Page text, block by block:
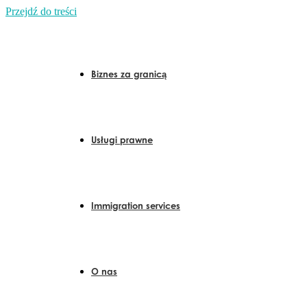
Przejdź do treści
Biznes za granicą
Usługi prawne
Immigration services
O nas